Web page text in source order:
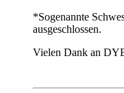
*Sogenannte
ausgeschlossen.
Vielen Dank an